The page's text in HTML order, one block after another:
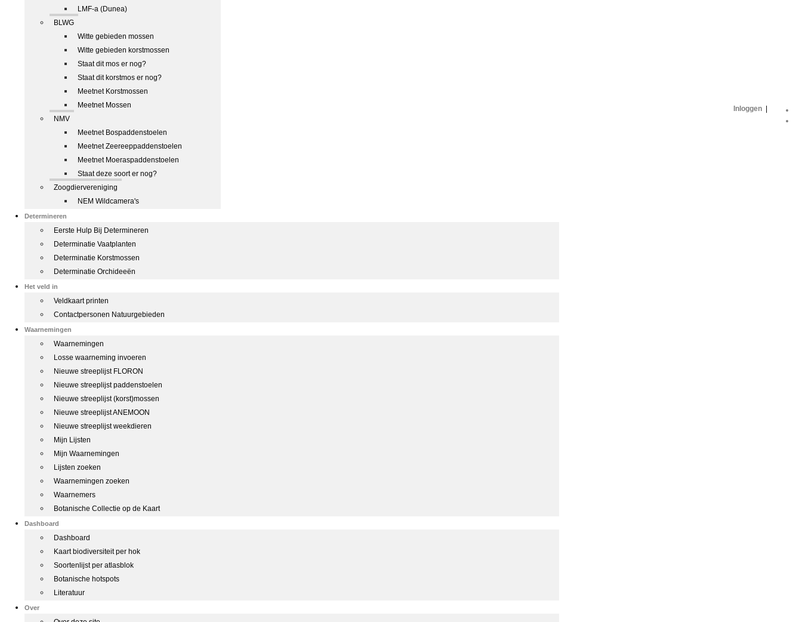
LMF-a (Dunea)
BLWG
Witte gebieden mossen
Witte gebieden korstmossen
Staat dit mos er nog?
Staat dit korstmos er nog?
Meetnet Korstmossen
Meetnet Mossen
NMV
Meetnet Bospaddenstoelen
Meetnet Zeereeppaddenstoelen
Meetnet Moeraspaddenstoelen
Staat deze soort er nog?
Zoogdiervereniging
NEM Wildcamera's
Determineren
Eerste Hulp Bij Determineren
Determinatie Vaatplanten
Determinatie Korstmossen
Determinatie Orchideeën
Het veld in
Veldkaart printen
Contactpersonen Natuurgebieden
Waarnemingen
Waarnemingen
Losse waarneming invoeren
Nieuwe streeplijst FLORON
Nieuwe streeplijst paddenstoelen
Nieuwe streeplijst (korst)mossen
Nieuwe streeplijst ANEMOON
Nieuwe streeplijst weekdieren
Mijn Lijsten
Mijn Waarnemingen
Lijsten zoeken
Waarnemingen zoeken
Waarnemers
Botanische Collectie op de Kaart
Dashboard
Dashboard
Kaart biodiversiteit per hok
Soortenlijst per atlasblok
Botanische hotspots
Literatuur
Over
Inloggen